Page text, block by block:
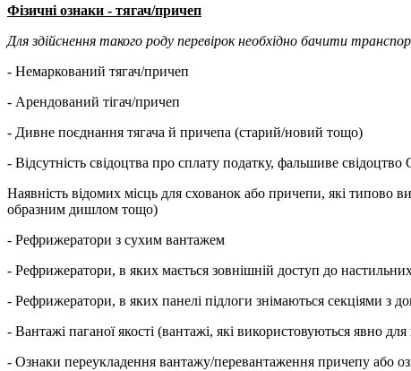
Фізичні ознаки - тягач/причеп
Для здійснення такого роду перевірок необхідно бачити
- Немаркований тягач/причеп
- Арендований тігач/причеп
- Дивне поєднання тягача й причепа (старий/новий тощо)
- Відсутність свідоцтва про сплату податку, фальшиве свідоцтво
Наявність відомих місць для схованок або причепи, які типово
образним дишлом тощо)
- Рефрижератори з сухим вантажем
- Рефрижератори, в яких мається зовнішній доступ до
- Рефрижератори, в яких панелі підлоги знімаються секціями з
- Вантажі паганої якості (вантажі, які використовуються явно
- Ознаки переукладення вантажу/перевантаження причепу або